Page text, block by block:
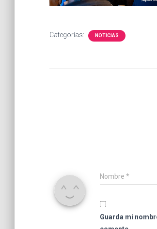
Categorías: NOTICIAS
Nombre *
Guarda mi